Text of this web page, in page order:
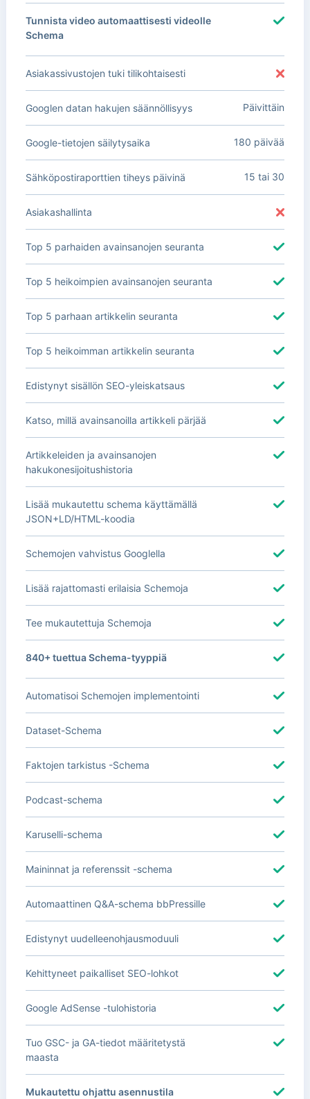
Tunnista video automaattisesti videolle
Schema
Asiakassivustojen tuki tilikohtaisesti
Googlen datan hakujen säännöllisyys Päivittäin
Google-tietojen säilytysaika 180 päivää
Sähköpostiraporttien tiheys päivinä 15 tai 30
Asiakashallinta
Top 5 parhaiden avainsanojen seuranta
Top 5 heikoimpien avainsanojen seuranta
Top 5 parhaan artikkelin seuranta
Top 5 heikoimman artikkelin seuranta
Edistynyt sisällön SEO-yleiskatsaus
Katso, millä avainsanoilla artikkeli pärjää
Artikkeleiden ja avainsanojen
hakukonesijoitushistoria
Lisää mukautettu schema käyttämällä
JSON+LD/HTML-koodia
Schemojen vahvistus Googlella
Lisää rajattomasti erilaisia Schemoja
Tee mukautettuja Schemoja
840+ tuettua Schema-tyyppiä
Automatisoi Schemojen implementointi
Dataset-Schema
Faktojen tarkistus -Schema
Podcast-schema
Karuselli-schema
Maininnat ja referenssit -schema
Automaattinen Q&A-schema bbPressille
Edistynyt uudelleenohjausmoduuli
Kehittyneet paikalliset SEO-lohkot
Google AdSense -tulohistoria
Tuo GSC- ja GA-tiedot määritetystä
maasta
Mukautettu ohjattu asennustila